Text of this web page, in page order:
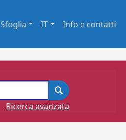
Sfoglia IT Info e contatti
Ricerca avanzata